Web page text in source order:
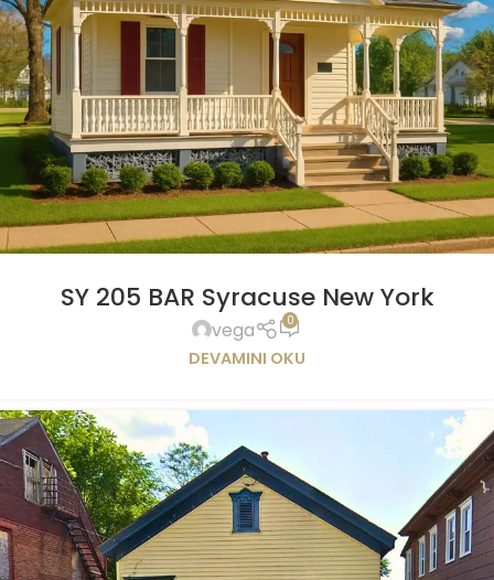
SY 205 BAR Syracuse New York
vega 0
DEVAMINI OKU